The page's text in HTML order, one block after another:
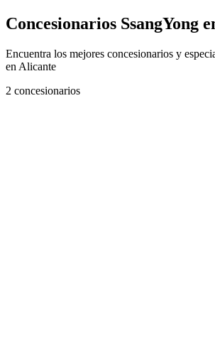
Concesionarios SsangYong
Encuentra los mejores concesionarios y
en Alicante
2 concesionarios